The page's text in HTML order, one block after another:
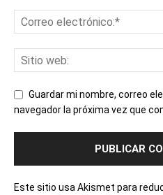
Guardar mi nombre, correo
navegador la próxima vez que
Este sitio usa Akismet para